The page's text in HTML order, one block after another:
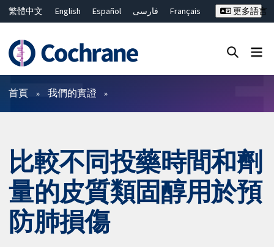
繁體中文 English Español فارسی
Français
ไทย
简体中文
更多語言
篩選條件
首頁 我們的實證
比較不同投藥時間和劑
量的皮質類固醇用於預
防肺損傷